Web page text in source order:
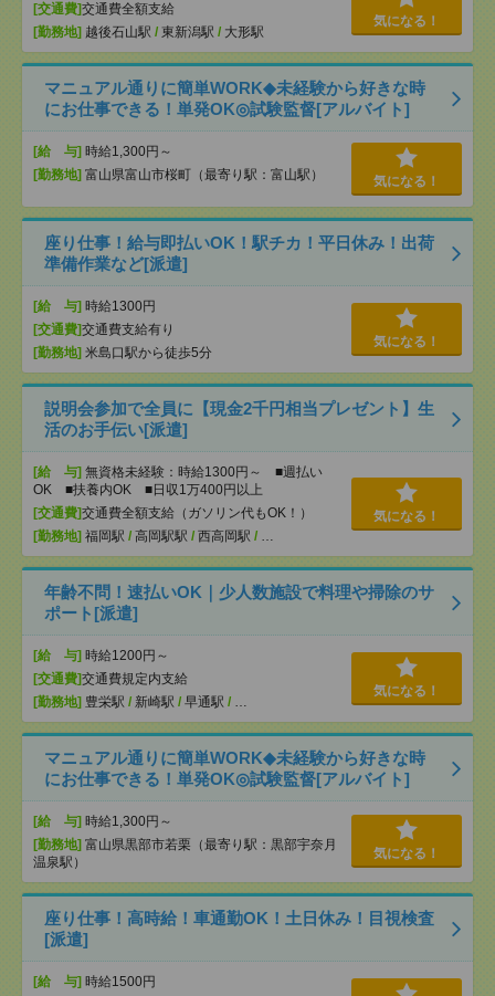
[交通費]交通費全額支給
[勤務地] 越後石山駅 / 東新潟駅 / 大形駅
気になる！
マニュアル通りに簡単WORK◆未経験から好きな時
にお仕事できる！単発OK◎試験監督[アルバイト]
[給 与] 時給1,300円～
[勤務地] 富山県富山市桜町（最寄り駅：富山駅） 気になる！
座り仕事！給与即払いOK！駅チカ！平日休み！出荷
準備作業など[派遣]
[給 与] 時給1300円
[交通費]交通費支給有り
[勤務地] 米島口駅から徒歩5分
気になる！
説明会参加で全員に【現金2千円相当プレゼント】生
活のお手伝い[派遣]
[給 与] 無資格未経験：時給1300円～ ■週払い
OK ■扶養内OK ■日収1万400円以上
[交通費]交通費全額支給（ガソリン代もOK！）
[勤務地] 福岡駅 / 高岡駅駅 / 西高岡駅 / …
気になる！
年齢不問！速払いOK｜少人数施設で料理や掃除のサ
ポート[派遣]
[給 与] 時給1200円～
[交通費]交通費規定内支給
[勤務地] 豊栄駅 / 新崎駅 / 早通駅 / …
気になる！
マニュアル通りに簡単WORK◆未経験から好きな時
にお仕事できる！単発OK◎試験監督[アルバイト]
[給 与] 時給1,300円～
[勤務地] 富山県黒部市若栗（最寄り駅：黒部宇奈月
温泉駅）
気になる！
座り仕事！高時給！車通勤OK！土日休み！目視検査
[派遣]
[給 与] 時給1500円